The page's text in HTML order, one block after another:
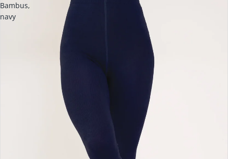
Bambus,
navy